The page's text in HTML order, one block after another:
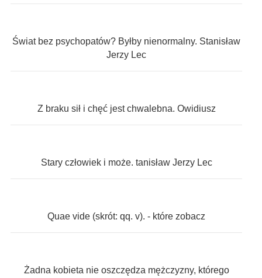
Świat bez psychopatów? Byłby nienormalny. Stanisław
Jerzy Lec
Z braku sił i chęć jest chwalebna. Owidiusz
Stary człowiek i może. tanisław Jerzy Lec
Quae vide (skrót: qq. v). - które zobacz
Żadna kobieta nie oszczędza mężczyzny, którego